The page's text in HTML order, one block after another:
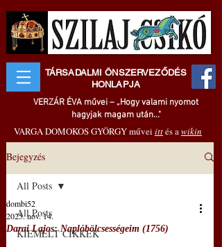
TÁRSADALMI ÖNSZERVEZŐDÉS
HONLAPJA
VERZÁR ÉVA művei – „Hogy valami nyomot
hagyjak magam után..."
VARGA DOMOKOS GYÖRGY művei ittés awikin
Bejegyzés
All Posts
KIEMELT CIKKEK
All Posts
Darai Lajos: Naplóbölcsességeim (1756)
dombi52
2025. nov. 14.